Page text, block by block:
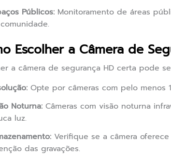
Públicos: Monitoramento de áreas
Escolher a Câmera de
a câmera de segurança HD certa pode
Opte por câmeras com pelo menos
Noturna: Câmeras com visão noturna
luz.
Verifique se a câmera
das gravações.